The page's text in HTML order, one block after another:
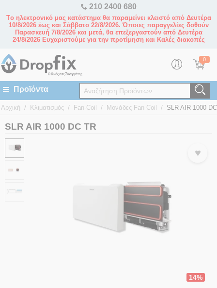
210 2400 680
Tο ηλεκτρονικό μας κατάστημα θα παραμείνει κλειστό από Δευτέρα
10/8/2026 έως και Σάββατο 22/8/2026. Όποιες παραγγελίες δοθούν
Παρασκευή 7/8/2026 και μετά, θα επεξεργαστούν από Δευτέρα
24/8/2026 Ευχαριστούμε για την προτίμηση και Καλές διακοπές
0
Αρχική / Κλιματισμός / Fan-Coil / Μονάδες Fan Coil / SLR AIR 1000
SLR AIR 1000 DC TR
♥
14%